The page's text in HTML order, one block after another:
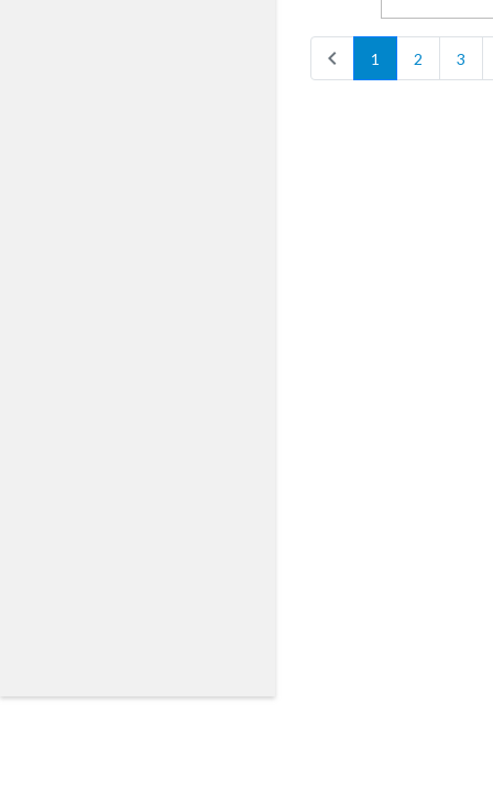
chevron_left 1 2 3